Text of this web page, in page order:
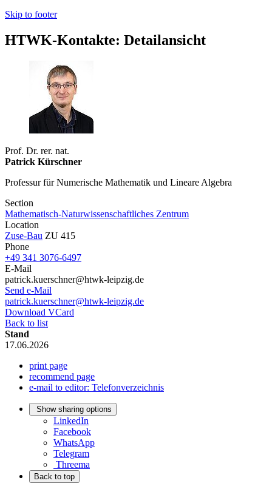
Skip to footer
HTWK-Kontakte: Detailansicht
Prof. Dr. rer. nat.
Patrick Kürschner
Professur für Numerische Mathematik und Lineare Algebra
Section
Mathematisch-Naturwissenschaftliches Zentrum
Location
Zuse-Bau ZU 415
Phone
+49 341 3076-6497
E-Mail
patrick.kuerschner@htwk-leipzig.de
Send e-Mail
patrick.kuerschner@htwk-leipzig.de
Download VCard
Back to list
Stand
17.06.2026
print page
recommend page
e-mail to editor: Telefonverzeichnis
Show sharing options
LinkedIn
Facebook
WhatsApp
Telegram
Threema
Back to top